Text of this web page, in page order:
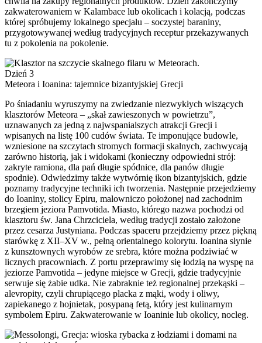
zakwaterowaniem w Kalambace lub okolicach i kolacją, podczas
której spróbujemy lokalnego specjału – soczystej baraniny,
przygotowywanej według tradycyjnych receptur przekazywanych
tu z pokolenia na pokolenie.
Dzień 3
Meteora i Ioanina: tajemnice bizantyjskiej Grecji
Po śniadaniu wyruszymy na zwiedzanie niezwykłych wiszących
klasztorów Meteora – „skał zawieszonych w powietrzu”,
uznawanych za jedną z najwspanialszych atrakcji Grecji i
wpisanych na listę 100 cudów świata. Te imponujące budowle,
wzniesione na szczytach stromych formacji skalnych, zachwycają
zarówno historią, jak i widokami (konieczny odpowiedni strój:
zakryte ramiona, dla pań długie spódnice, dla panów długie
spodnie). Odwiedzimy także wytwórnię ikon bizantyjskich, gdzie
poznamy tradycyjne techniki ich tworzenia. Następnie przejedziemy
do Ioaniny, stolicy Epiru, malowniczo położonej nad zachodnim
brzegiem jeziora Pamvotida. Miasto, którego nazwa pochodzi od
klasztoru św. Jana Chrzciciela, według tradycji zostało założone
przez cesarza Justyniana. Podczas spaceru przejdziemy przez piękną
starówkę z XII–XV w., pełną orientalnego kolorytu. Ioanina słynie
z kunsztownych wyrobów ze srebra, które można podziwiać w
licznych pracowniach. Z portu przeprawimy się łodzią na wyspę na
jeziorze Pamvotida – jedyne miejsce w Grecji, gdzie tradycyjnie
serwuje się żabie udka. Nie zabraknie też regionalnej przekąski –
alevropity, czyli chrupiącego placka z mąki, wody i oliwy,
zapiekanego z hojnietak, posypaną fetą, który jest kulinarnym
symbolem Epiru. Zakwaterowanie w Ioaninie lub okolicy, nocleg.